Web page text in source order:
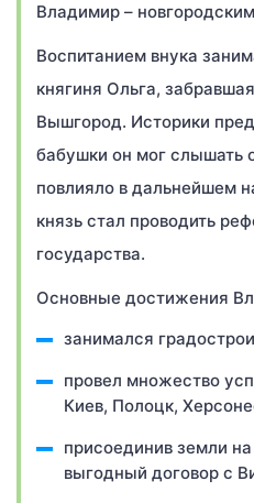
Владимир –
Воспитанием внука
княгиня Ольга,
Вышгород. Историки
бабушки он мог слышать
повлияло в дальнейшем
князь стал проводить
государства.
Основные достижения
занимался
провел множество
Киев, Полоцк,
присоединив земли
выгодный договор с